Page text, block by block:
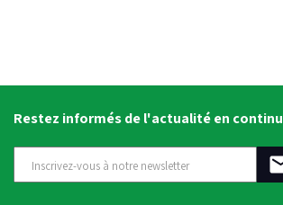
Restez informés de l'actualité en continu